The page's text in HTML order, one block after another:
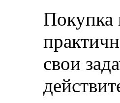
Покупка
свои